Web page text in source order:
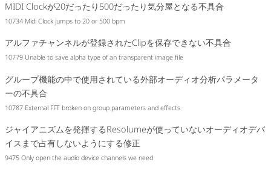
MIDI Clockが20だったり500だったり気分屋となる不具合
10734 Midi Clock jumps to 20 or 500 bpm
アルファチャンネルが登録されたClipを保存できない不具合
10779 Unable to save alpha type of an transparent image file
グループ機能の中で使用されている外部オーディオ分析パラメータ
ーの不具合
10787 External FFT broken on group parameters and effects
ジャイアニズムを発揮するResolumeが使っていないオーディオデバ
イスまで占有しないようにする修正
9475 Only open the audio device channels we need